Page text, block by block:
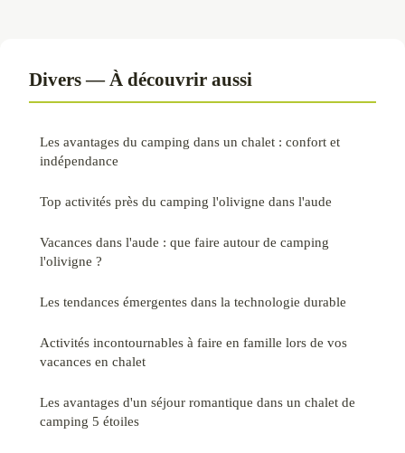
Divers — À découvrir aussi
Les avantages du camping dans un chalet : confort et
indépendance
Top activités près du camping l'olivigne dans l'aude
Vacances dans l'aude : que faire autour de camping
l'olivigne ?
Les tendances émergentes dans la technologie durable
Activités incontournables à faire en famille lors de vos
vacances en chalet
Les avantages d'un séjour romantique dans un chalet de
camping 5 étoiles